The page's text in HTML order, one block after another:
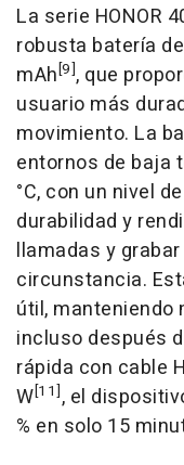
La serie HONOR
robusta batería
mAh [9], que
usuario más
movimiento. La
entornos de baja
°C, con un nivel
durabilidad y
llamadas y
circunstancia.
útil, manteniendo
incluso después
rápida con cable
W[11], el
% en solo 15